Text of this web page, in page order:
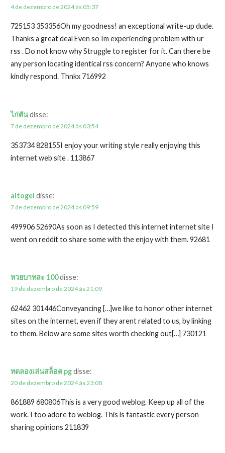
4 de dezembro de 2024 às 05:37
725153 353356Oh my goodness! an exceptional write-up dude.
Thanks a great deal Even so Im experiencing problem with ur
rss . Do not know why Struggle to register for it. Can there be
any person locating identical rss concern? Anyone who knows
kindly respond. Thnkx 716992
ไก่ตันdisse:
7 de dezembro de 2024 às 03:54
353734 828155I enjoy your writing style really enjoying this
internet web site . 113867
altogel disse:
7 de dezembro de 2024 às 09:59
499906 52690As soon as I detected this internet internet site I
went on reddit to share some with the enjoy with them. 92681
หวยบาทละ 100disse:
19 de dezembro de 2024 às 21:09
62462 301446Conveyancing […]we like to honor other internet
sites on the internet, even if they arent related to us, by linking
to them. Below are some sites worth checking out[…] 730121
ทดลองเล่นสล็อต pgdisse:
20 de dezembro de 2024 às 23:08
861889 680806This is a very good weblog. Keep up all of the
work. I too adore to weblog. This is fantastic every person
sharing opinions 211839